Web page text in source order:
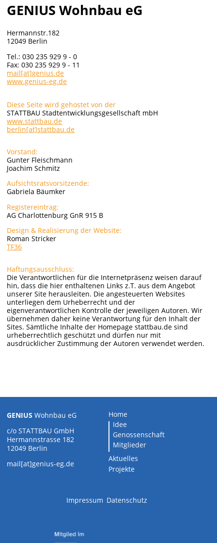
GENIUS Wohnbau eG
Hermannstr.182
12049 Berlin
Tel.: 030 235 929 9 - 0
Fax: 030 235 929 9 - 11
mail[at]genius.de
www.genius-eg.de
Diese Seite wird gehostet von der
STATTBAU Stadtentwicklungsgesellschaft mbH
www.stattbau.de
berlin[at]stattbau.de
Vorstand:
Gunter Fleischmann
Joachim Schmitz
Aufsichtsratsvorsitzende:
Gabriela Bäumker
Registereintrag:
AG Charlottenburg GnR 915 B
Design & Realisierung der Website:
Roman Stricker
TF36
Haftungsausschluss:
Die Verantwortlichen für die Internetpräsenz weisen darauf
hin, dass die hier enthaltenen Links z.T. aus dem Angebot
unserer Site herausleiten. Die angesteuerten Websites
unterliegen dem Urheberrecht und der
eigenverantwortlichen Kontrolle der jeweiligen Autoren. Wir
übernehmen daher keine Verantwortung für den Inhalt der
Sites. Sämtliche Inhalte der Homepage stattbau.de sind
urheberrechtlich geschützt und dürfen nur mit
ausdrücklicher Zustimmung der Autoren verwendet werden.
GENIUSWohnbau eG
c/o STATTBAU GmbH
Hermannstrasse 182
12049 Berlin
mail[at]genius-eg.de
Home
Idee
Genossenschaft
Mitglieder
Aktuelles
Projekte
Impressum Datenschutz